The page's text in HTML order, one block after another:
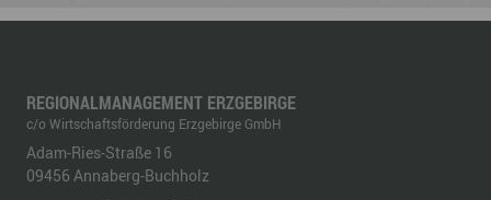
REGIONALMANAGEMENT ERZGEBIRGE
c/o Wirtschaftsförderung Erzgebirge GmbH
Adam-Ries-Straße 16
09456 Annaberg-Buchholz